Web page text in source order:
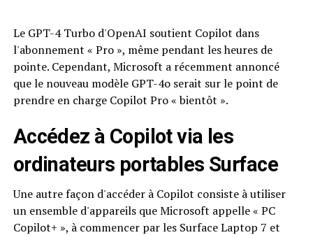
Le GPT-4 Turbo d'OpenAI soutient Copilot dans
l'abonnement « Pro », même pendant les heures de
pointe. Cependant, Microsoft a récemment annoncé
que le nouveau modèle GPT-4o serait sur le point de
prendre en charge Copilot Pro « bientôt ».
Accédez à Copilot via les
ordinateurs portables Surface
Une autre façon d'accéder à Copilot consiste à utiliser
un ensemble d'appareils que Microsoft appelle « PC
Copilot+ », à commencer par les Surface Laptop 7 et